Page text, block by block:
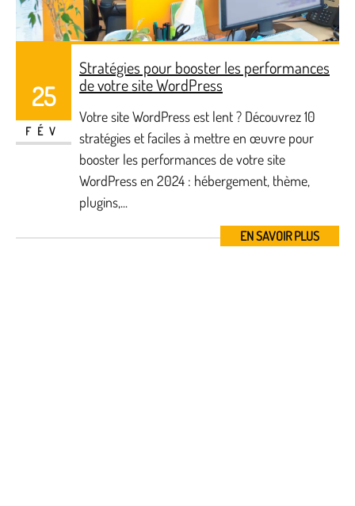
25
FÉV
Stratégies pour booster les performances
de votre site WordPress
Votre site WordPress est lent ? Découvrez 10
stratégies et faciles à mettre en œuvre pour
booster les performances de votre site
WordPress en 2024 : hébergement, thème,
plugins,...
EN SAVOIR PLUS